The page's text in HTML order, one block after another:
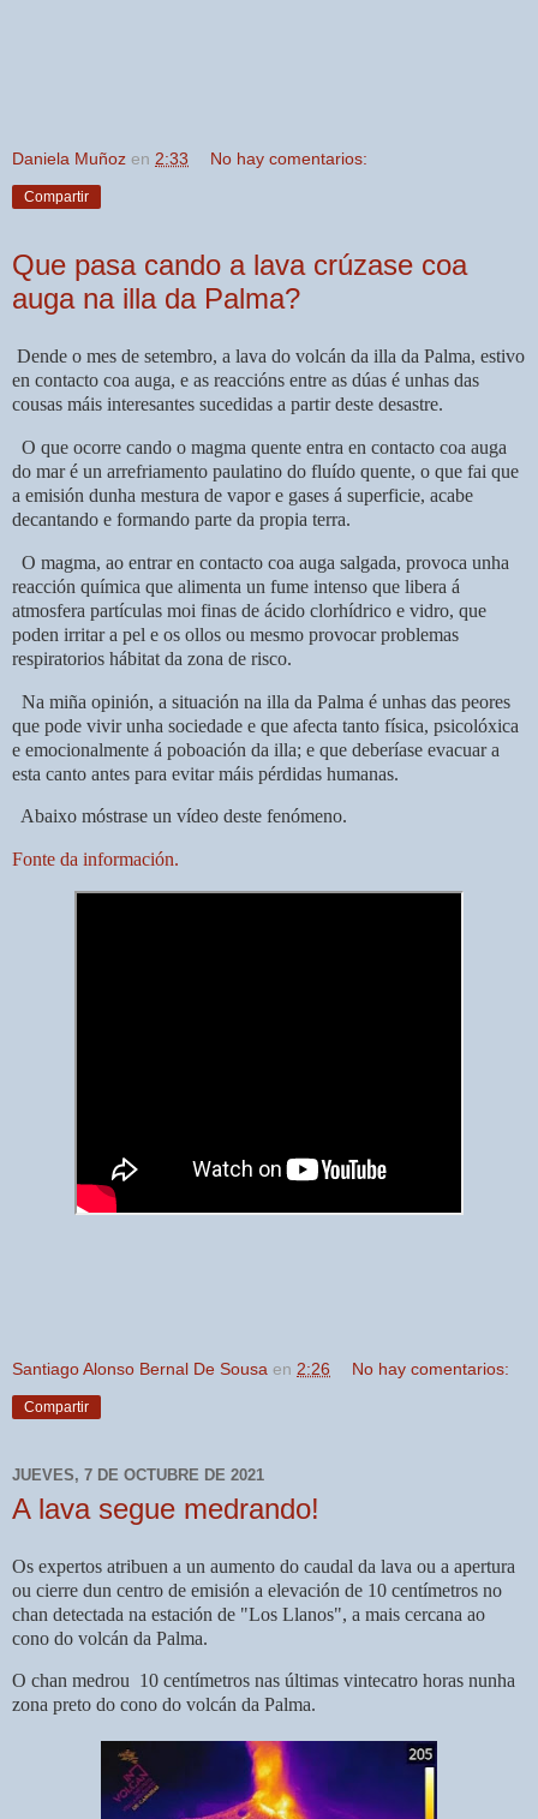
Daniela Muñoz en 2:33 No hay comentarios:
Compartir
Que pasa cando a lava crúzase coa
auga na illa da Palma?
Dende o mes de setembro, a lava do volcán da illa da Palma, estivo
en contacto coa auga, e as reaccións entre as dúas é unhas das
cousas máis interesantes sucedidas a partir deste desastre.
O que ocorre cando o magma quente entra en contacto coa auga
do mar é un arrefriamento paulatino do fluído quente, o que fai que
a emisión dunha mestura de vapor e gases á superficie, acabe
decantando e formando parte da propia terra.
O magma, ao entrar en contacto coa auga salgada, provoca unha
reacción química que alimenta un fume intenso que libera á
atmosfera partículas moi finas de ácido clorhídrico e vidro, que
poden irritar a pel e os ollos ou mesmo provocar problemas
respiratorios hábitat da zona de risco.
Na miña opinión, a situación na illa da Palma é unhas das peores
que pode vivir unha sociedade e que afecta tanto física, psicolóxica
e emocionalmente á poboación da illa; e que deberíase evacuar a
esta canto antes para evitar máis pérdidas humanas.
Abaixo móstrase un vídeo deste fenómeno.
Fonte da información.
Santiago Alonso Bernal De Sousa en 2:26 No hay comentarios:
Compartir
JUEVES, 7 DE OCTUBRE DE 2021
A lava segue medrando!
Os expertos atribuen a un aumento do caudal da lava ou a apertura
ou cierre dun centro de emisión a elevación de 10 centímetros no
chan detectada na estación de "Los Llanos", a mais cercana ao
cono do volcán da Palma.
O chan medrou 10 centímetros nas últimas vintecatro horas nunha
zona preto do cono do volcán da Palma.